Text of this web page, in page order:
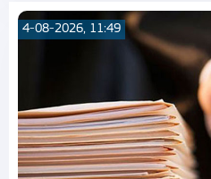
4-08-2026, 11:49